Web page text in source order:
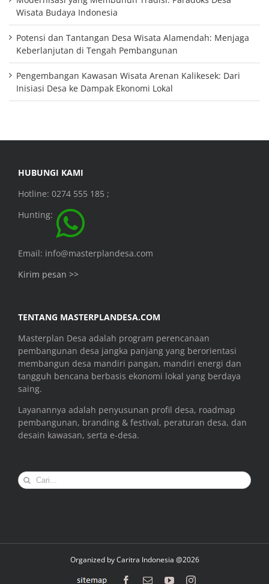
Wisata Budaya Indonesia
Potensi dan Tantangan Desa Wisata Alamendah: Menjaga
Keberlanjutan di Tengah Pembangunan
Pengembangan Kawasan Wisata Arenan Kalikesek: Dari
Inisiasi Desa ke Dampak Ekonomi Lokal
HUBUNGI KAMI
Hotline: 0274 555 185 ;
Hunting:
Email: info@masterplandesa.com
Kirim pesan >>
TENTANG MASTERPLANDESA.COM
Masterplan Desa adalah program perencanaan
pembangunan desa jangka panjang yang berorientasi
membangun desa mandiri pangan, mandiri energi dan
tangguh bencana berbasis ekonomi lokal yang berdaya
saing.
Layanannya adalah penyusunan profil desa, roadmap
pembangunan, branding & festival, peraturan desa, dan
desain kawasan, serta e-desa.
Search
for:
Organized byCaritra Indonesia @2026
sitemap Facebook
EmailYouTubeInstagram